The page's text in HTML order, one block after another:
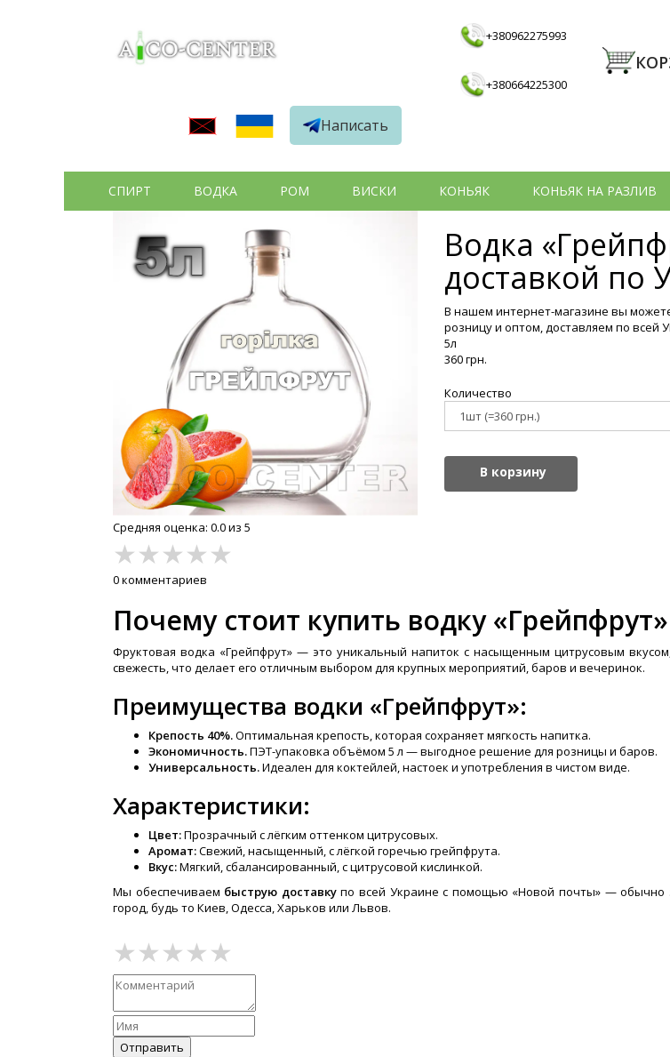
Написать
+380962275993
+380664225300
СПИРТ ВОДКА РОМ ВИСКИ КОНЬЯК КОНЬЯК НА РАЗЛИВ
Средняя оценка: 0.0 из 5
★★★★★
0 комментариев
Водка
доставкой по
В нашем интернет-магазине вы
розницу и оптом, доставляем по всей
5л
360 грн.
Количество
В корзину
Почему стоит купить водку
Фруктовая водка «Грейпфрут» — это уникальный напиток с насыщенным цитрусовым
свежесть, что делает его отличным выбором для крупных мероприятий, баров и вечеринок.
Преимущества водки «Грейпфрут»:
Крепость 40%.Оптимальная крепость, которая сохраняет мягкость напитка.
Экономичность.ПЭТ-упаковка объёмом 5 л — выгодное решение для розницы и баров.
Универсальность.Идеален для коктейлей, настоек и употребления в чистом виде.
Характеристики:
Цвет:Прозрачный с лёгким оттенком цитрусовых.
Аромат:Свежий, насыщенный, с лёгкой горечью грейпфрута.
Вкус:Мягкий, сбалансированный, с цитрусовой кислинкой.
Мы обеспечиваем быструю доставкупо всей Украине с помощью «Новой почты» — обычно
город, будь то Киев, Одесса, Харьков или Львов.
Отправить